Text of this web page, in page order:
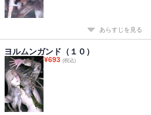
あらすじを見る
ヨルムンガンド（１０）
¥693 (税込)